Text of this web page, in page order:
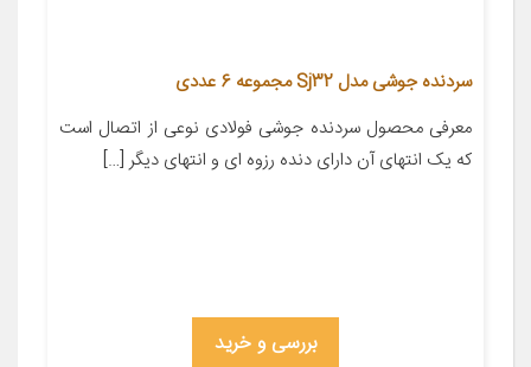
سردنده جوشی مدل Sj32 مجموعه 6 عددی
معرفی محصول سردنده جوشی فولادی نوعی از اتصال است
که یک انتهای آن دارای دنده رزوه ای و انتهای دیگر […]
بررسی و خرید